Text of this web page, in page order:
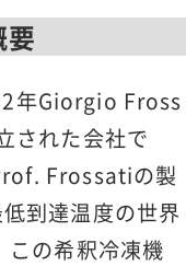
年Giorgio Fross
された会社で
Frossatiの製
到達温度の世界
この希釈冷凍機